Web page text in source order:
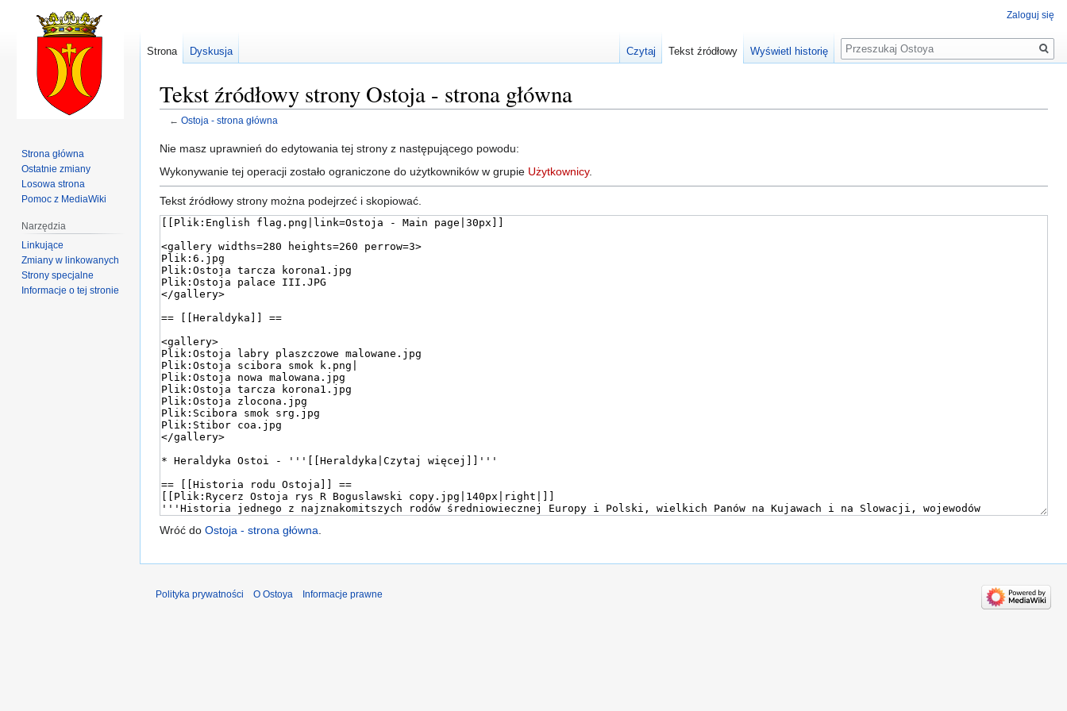
Tekst źródłowy strony Ostoja - strona główna
← Ostoja - strona główna
Przejdź
do
Przejdź
do
Nie masz uprawnień do edytowania tej strony z następującego powodu:
Wykonywanie tej operacji zostało ograniczone do użytkowników w grupie Użytkownicy.
Tekst źródłowy strony można podejrzeć i skopiować.
Wróć do Ostoja - strona główna.
Zaloguj się
Strona Dyskusja Czytaj Tekst źródłowy Wyświetl historię
Szukaj
Strona główna
Ostatnie zmiany
Losowa strona
Pomoc z MediaWiki
Narzędzia
Linkujące
Zmiany w linkowanych
Strony specjalne
Informacje o tej stronie
Polityka prywatności O Ostoya Informacje prawne